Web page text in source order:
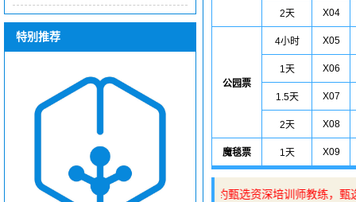
特别推荐
2天 X04
公园票
4小时 X05
1天 X06
1.5天 X07
2天 X08
魔毯票 1天 X09
👉购买雪票可享9折优惠预约甄选资深培训师教练，甄